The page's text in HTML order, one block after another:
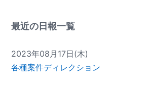
最近の日報一覧
2023年08月17日(木)
各種案件ディレクション